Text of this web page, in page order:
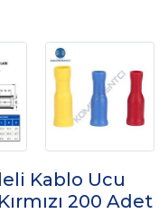
Kablo Ucu
200 Adet